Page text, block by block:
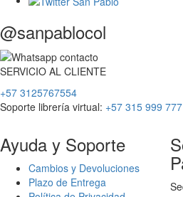
@sanpablocol
SERVICIO AL CLIENTE
+57 3125767554
Soporte librería virtual: +57 315 999
Ayuda y Soporte
Cambios y Devoluciones
Plazo de Entrega